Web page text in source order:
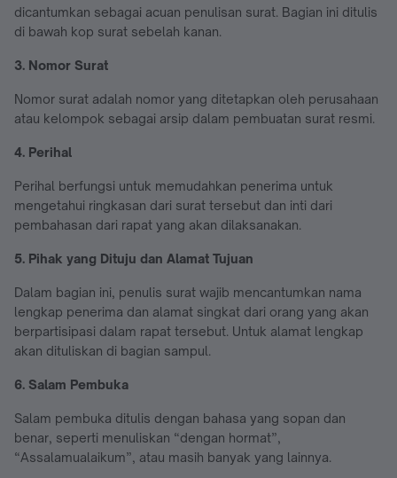
dicantumkan sebagai acuan penulisan surat. Bagian ini ditulis
di bawah kop surat sebelah kanan.
3. Nomor Surat
Nomor surat adalah nomor yang ditetapkan oleh perusahaan
atau kelompok sebagai arsip dalam pembuatan surat resmi.
4. Perihal
Perihal berfungsi untuk memudahkan penerima untuk
mengetahui ringkasan dari surat tersebut dan inti dari
pembahasan dari rapat yang akan dilaksanakan.
5. Pihak yang Dituju dan Alamat Tujuan
Dalam bagian ini, penulis surat wajib mencantumkan nama
lengkap penerima dan alamat singkat dari orang yang akan
berpartisipasi dalam rapat tersebut. Untuk alamat lengkap
akan dituliskan di bagian sampul.
6. Salam Pembuka
Salam pembuka ditulis dengan bahasa yang sopan dan
benar, seperti menuliskan “dengan hormat”,
“Assalamualaikum”, atau masih banyak yang lainnya.